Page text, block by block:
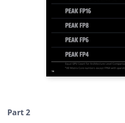
Part 2